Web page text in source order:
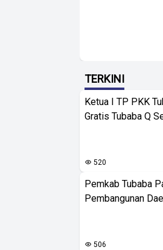
TERKINI
Ketua I TP PKK
Gratis Tubaba Q
520
Pemkab Tubaba
Pembangunan
506